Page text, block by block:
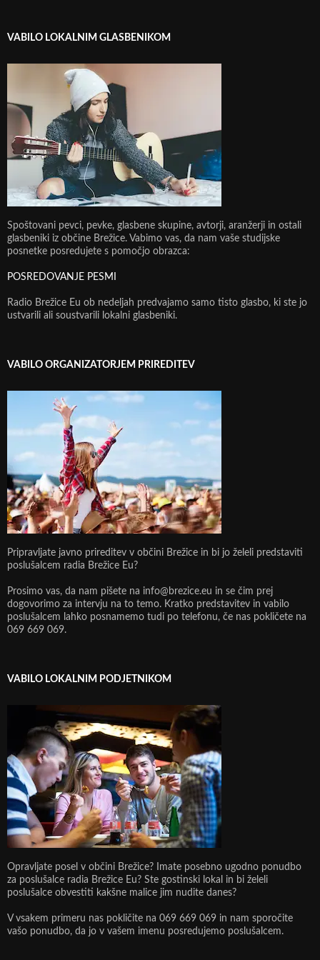
VABILO LOKALNIM GLASBENIKOM
Spoštovani pevci, pevke, glasbene skupine, avtorji, aranžerji in ostali
glasbeniki iz občine Brežice. Vabimo vas, da nam vaše studijske
posnetke posredujete s pomočjo obrazca:
POSREDOVANJE PESMI
Radio Brežice Eu ob nedeljah predvajamo samo tisto glasbo, ki ste jo
ustvarili ali soustvarili lokalni glasbeniki.
VABILO ORGANIZATORJEM PRIREDITEV
Pripravljate javno prireditev v občini Brežice in bi jo želeli predstaviti
poslušalcem radia Brežice Eu?
Prosimo vas, da nam pišete na info@brezice.eu in se čim prej
dogovorimo za intervju na to temo. Kratko predstavitev in vabilo
poslušalcem lahko posnamemo tudi po telefonu, če nas pokličete na
069 669 069.
VABILO LOKALNIM PODJETNIKOM
Opravljate posel v občini Brežice? Imate posebno ugodno ponudbo
za poslušalce radia Brežice Eu? Ste gostinski lokal in bi želeli
poslušalce obvestiti kakšne malice jim nudite danes?
V vsakem primeru nas pokličite na 069 669 069 in nam sporočite
vašo ponudbo, da jo v vašem imenu posredujemo poslušalcem.